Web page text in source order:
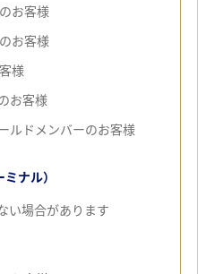
到着されるお客様は、健康に
さい。
示します。
。
の有無にかかわらず提出が必
お客様
お客様
様
お客様
ルドメンバーのお客様
ナル）
い場合があります